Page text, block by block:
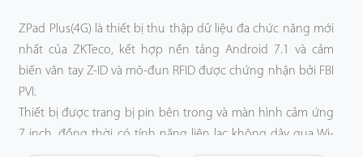
ZPad Plus(4G) là thiết bị thu thập dữ liệu đa chức năng mới
nhất của ZKTeco, kết hợp nền tảng Android 7.1 và cảm
biến vân tay Z-ID và mô-đun RFID được chứng nhận bởi FBI
PVI.
Thiết bị được trang bị pin bên trong và màn hình cảm ứng
7 inch, đồng thời có tính năng liên lạc không dây qua Wi-